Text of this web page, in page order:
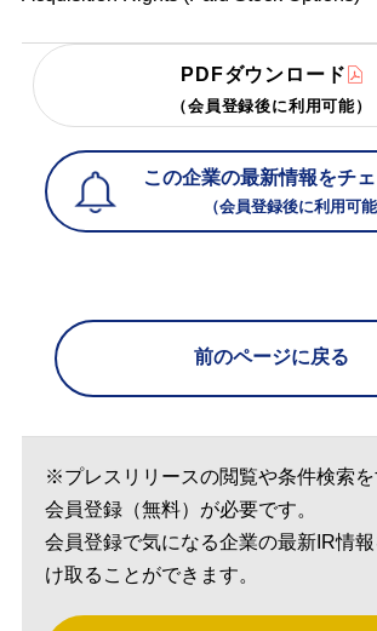
PDFダウンロード
（会員登録後に利用可能）
この企業の最新情報をチ
（会員登録後に利用可能
前のページに戻る
※プレスリリースの閲覧や条件検索を
会員登録（無料）が必要です。
会員登録で気になる企業の最新IR情
け取ることができます。